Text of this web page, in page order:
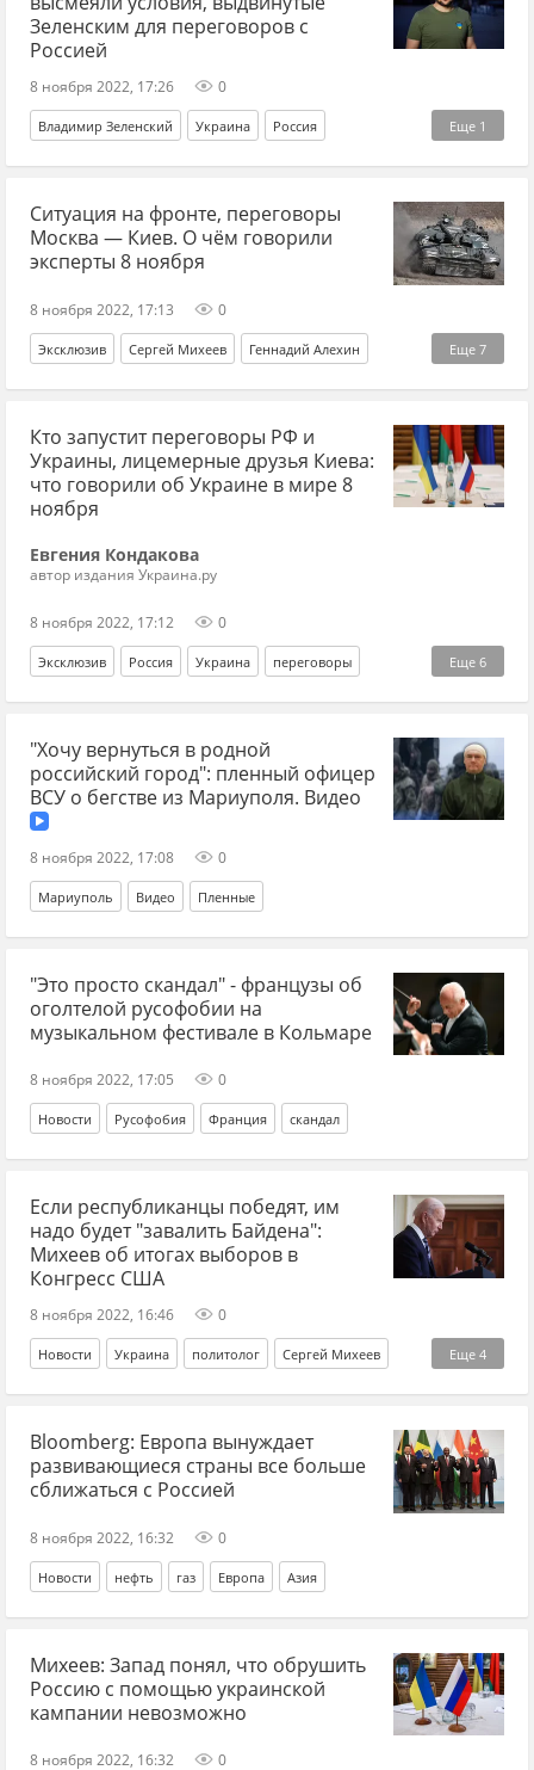
Зеленским для переговоров с
Россией
8 ноября 2022, 17:26 0
Еще 1
Владимир Зеленский Украина Россия
переговоры
Ситуация на фронте, переговоры
Москва — Киев. О чём говорили
эксперты 8 ноября
8 ноября 2022, 17:13 0
Еще 7
Эксклюзив Сергей Михеев Геннадий Алехин
Петр Акопов ВСУ Украина Россия переговоры
Херсон Донбасс
Кто запустит переговоры РФ и
Украины, лицемерные друзья Киева:
что говорили об Украине в мире 8
ноября
Евгения Кондакова
автор издания Украина.ру
8 ноября 2022, 17:12 0
Еще 6
Эксклюзив Россия Украина переговоры
Франция ЮАР Спецоперация США
Великобритания оружие
"Хочу вернуться в родной
российский город": пленный офицер
ВСУ о бегстве из Мариуполя. Видео
8 ноября 2022, 17:08 0
Мариуполь Видео Пленные
"Это просто скандал" - французы об
оголтелой русофобии на
музыкальном фестивале в Кольмаре
8 ноября 2022, 17:05 0
Новости Русофобия Франция скандал
Если республиканцы победят, им
надо будет "завалить Байдена":
Михеев об итогах выборов в
Конгресс США
8 ноября 2022, 16:46 0
Еще 4
Новости Украина политолог Сергей Михеев
Киев США Конгресс США выборы
Bloomberg: Европа вынуждает
развивающиеся страны все больше
сближаться с Россией
8 ноября 2022, 16:32 0
Новости нефть газ Европа Азия
Михеев: Запад понял, что обрушить
Россию с помощью украинской
кампании невозможно
8 ноября 2022, 16:32 0